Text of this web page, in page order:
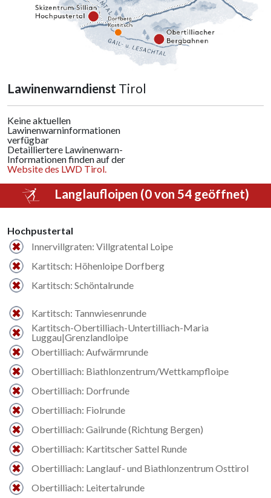
Lawinenwarndienst Tirol
Keine aktuellen
Lawinenwarninformationen
verfügbar
Detailliertere Lawinenwarn-
Informationen finden auf der
Website des LWD Tirol.
Langlaufloipen (0 von 54 geöffnet)
Hochpustertal
Innervillgraten: Villgratental Loipe
Kartitsch: Höhenloipe Dorfberg
Kartitsch: Schöntalrunde
Kartitsch: Tannwiesenrunde
Kartitsch-Obertilliach-Untertilliach-Maria
Luggau|Grenzlandloipe
Obertilliach: Aufwärmrunde
Obertilliach: Biathlonzentrum/Wettkampfloipe
Obertilliach: Dorfrunde
Obertilliach: Fiolrunde
Obertilliach: Gailrunde (Richtung Bergen)
Obertilliach: Kartitscher Sattel Runde
Obertilliach: Langlauf- und Biathlonzentrum Osttirol
Obertilliach: Leitertalrunde